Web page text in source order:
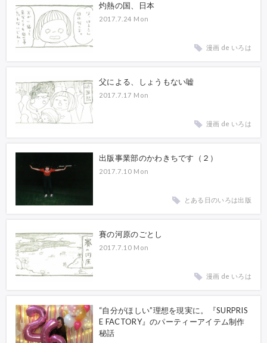
灼熱の国、日本
2017.7.24 Mon
漫画 de いろは
父による、しょうもない嘘
2017.7.17 Mon
漫画 de いろは
出版事業部のかわきちです（２）
2017.7.10 Mon
とある日のいろは出版
賽の河原のごとし
2017.7.10 Mon
漫画 de いろは
“自分がほしい”理想を現実に。『SURPRIS
E FACTORY』のパーティーアイテム制作
秘話